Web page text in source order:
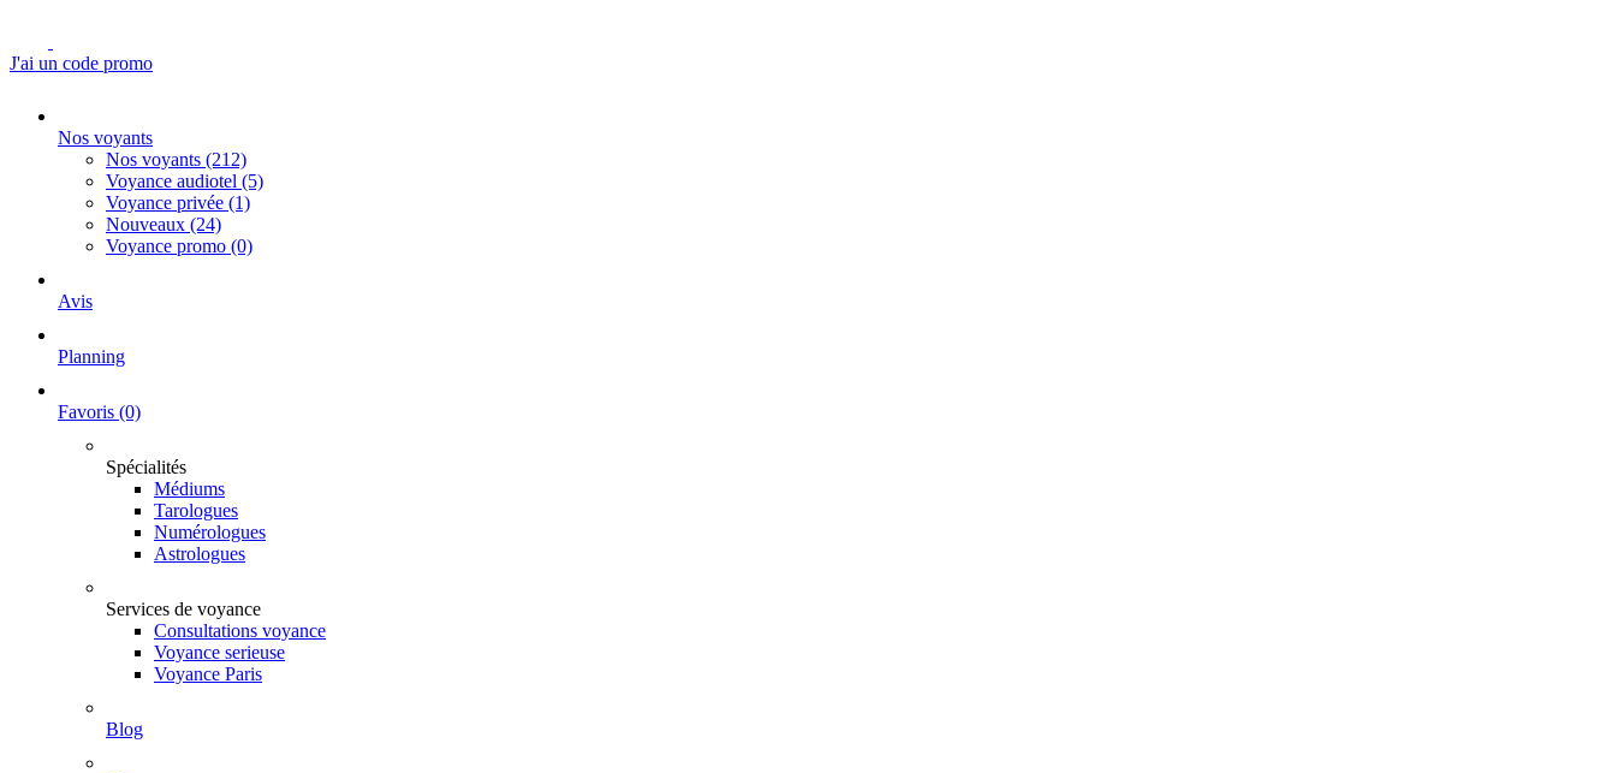
J'ai un code promo
Nos voyants
Nos voyants (212)
Voyance audiotel (5)
Voyance privée (1)
Nouveaux (24)
Voyance promo (0)
Avis
Planning
Favoris (0)
Spécialités
Médiums
Tarologues
Numérologues
Astrologues
Services de voyance
Consultations voyance
Voyance serieuse
Voyance Paris
Blog